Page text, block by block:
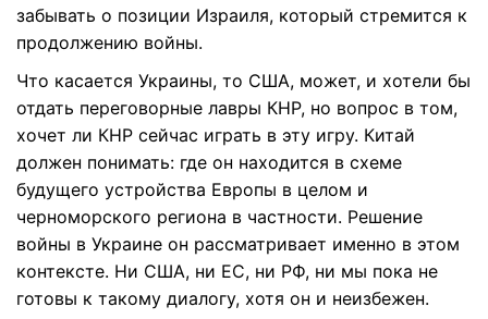
забывать о позиции Израиля, который стремится к
продолжению войны.
Что касается Украины, то США, может, и хотели бы
отдать переговорные лавры КНР, но вопрос в том,
хочет ли КНР сейчас играть в эту игру. Китай
должен понимать: где он находится в схеме
будущего устройства Европы в целом и
черноморского региона в частности. Решение
войны в Украине он рассматривает именно в этом
контексте. Ни США, ни ЕС, ни РФ, ни мы пока не
готовы к такому диалогу, хотя он и неизбежен.